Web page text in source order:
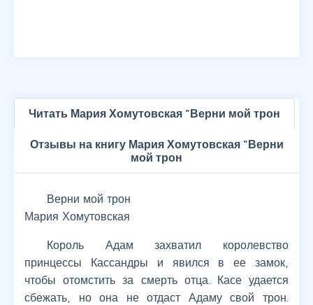
Читать Мария Хомутовская "Верни мой трон
Отзывы на книгу Мария Хомутовская "Верни
мой трон
Верни мой трон
Мария Хомутовская
Король Адам захватил королевство
принцессы Кассандры и явился в ее замок,
чтобы отомстить за смерть отца. Касе удается
сбежать, но она не отдаст Адаму свой трон.